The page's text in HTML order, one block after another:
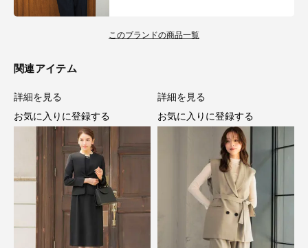
このブランドの商品一覧
関連アイテム
詳細を見る
お気に入りに登録する
詳細を見る
お気に入りに登録する